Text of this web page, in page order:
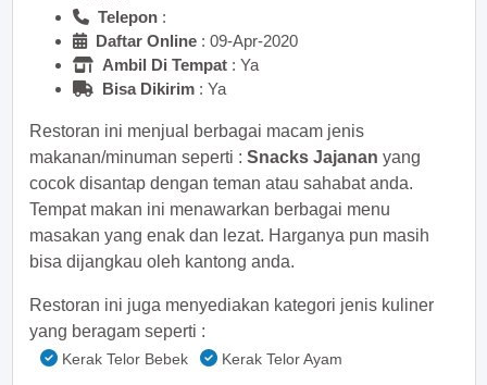
Telepon :
Daftar Online : 09-Apr-2020
Ambil Di Tempat : Ya
Bisa Dikirim : Ya
Restoran ini menjual berbagai macam jenis
makanan/minuman seperti : Snacks Jajanan yang
cocok disantap dengan teman atau sahabat anda.
Tempat makan ini menawarkan berbagai menu
masakan yang enak dan lezat. Harganya pun masih
bisa dijangkau oleh kantong anda.
Restoran ini juga menyediakan kategori jenis kuliner
yang beragam seperti :
Kerak Telor Bebek Kerak Telor Ayam